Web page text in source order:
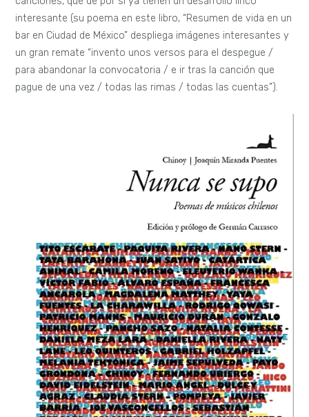
interesante (su poema en este libro, “Resumen de vida en un
bar en Ciudad de México” despliega imágenes interesantes y
un gran remate “invento unos versos para el despegue /
para abandonar la convocatoria / e ir tras la canción que
pague de una vez / todas las rimas / todas las cuentas”).